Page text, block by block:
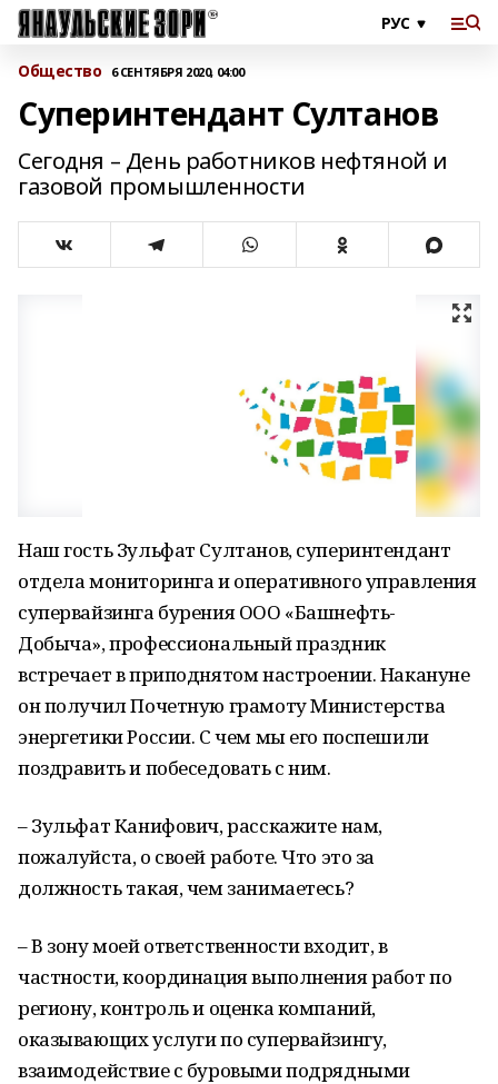
Общество 6 СЕНТЯБРЯ 2020, 04:00
Суперинтендант Султанов
Сегодня – День работников нефтяной и
газовой промышленности
Наш гость Зульфат Султанов, суперинтендант
отдела мониторинга и оперативного управления
супервайзинга бурения ООО «Башнефть-
Добыча», профессиональный праздник
встречает в приподнятом настроении. Накануне
он получил Почетную грамоту Министерства
энергетики России. С чем мы его поспешили
поздравить и побеседовать с ним.
– Зульфат Канифович, расскажите нам,
пожалуйста, о своей работе. Что это за
должность такая, чем занимаетесь?
– В зону моей ответственности входит, в
частности, координация выполнения работ по
региону, контроль и оценка компаний,
оказывающих услуги по супервайзингу,
взаимодействие с буровыми подрядными